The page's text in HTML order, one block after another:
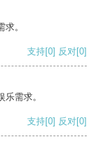
。
支持[0] 反对[0]
需求。
支持[0] 反对[0]